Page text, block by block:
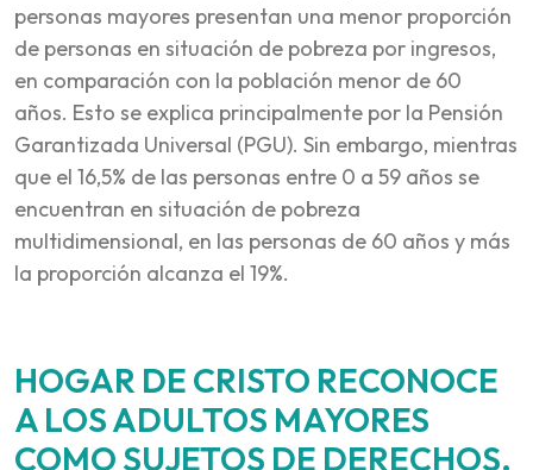
personas mayores presentan una menor proporción
de personas en situación de pobreza por ingresos,
en comparación con la población menor de 60
años. Esto se explica principalmente por la Pensión
Garantizada Universal (PGU). Sin embargo, mientras
que el 16,5% de las personas entre 0 a 59 años se
encuentran en situación de pobreza
multidimensional, en las personas de 60 años y más
la proporción alcanza el 19%.
HOGAR DE CRISTO RECONOCE
A LOS ADULTOS MAYORES
COMO SUJETOS DE DERECHOS,